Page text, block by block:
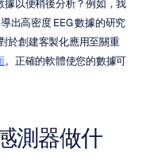
以便稍後分析？例如，我
出高密度 EEG 數據的研究
於創建客製化應用至關重
。正確的軟體使您的數據可
測器做什